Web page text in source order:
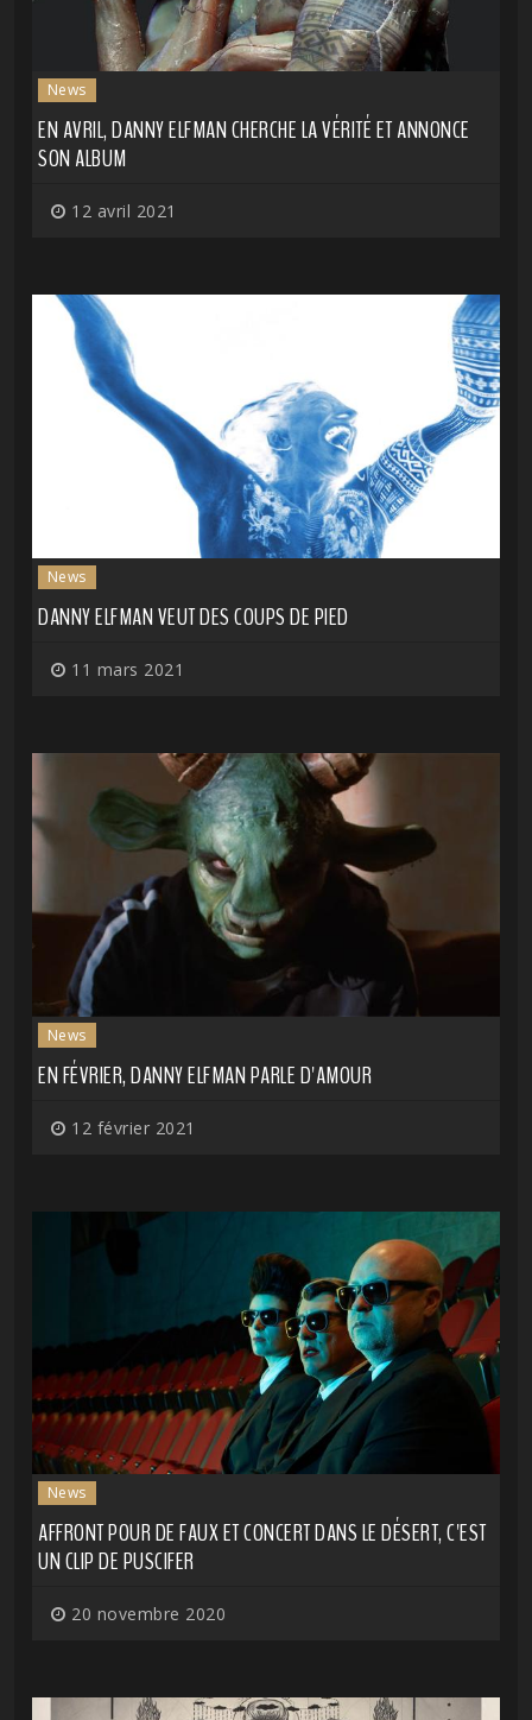
News
EN AVRIL, DANNY ELFMAN CHERCHE LA VÉRITÉ ET ANNONCE
SON ALBUM
12 avril 2021
News
DANNY ELFMAN VEUT DES COUPS DE PIED
11 mars 2021
News
EN FÉVRIER, DANNY ELFMAN PARLE D'AMOUR
12 février 2021
News
AFFRONT POUR DE FAUX ET CONCERT DANS LE DÉSERT, C'EST
UN CLIP DE PUSCIFER
20 novembre 2020